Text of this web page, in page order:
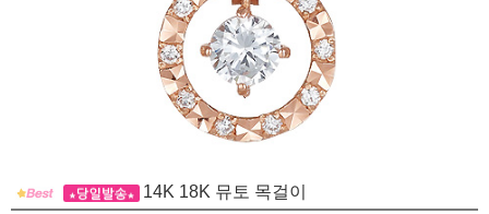
14K 18K 뮤토 목걸이